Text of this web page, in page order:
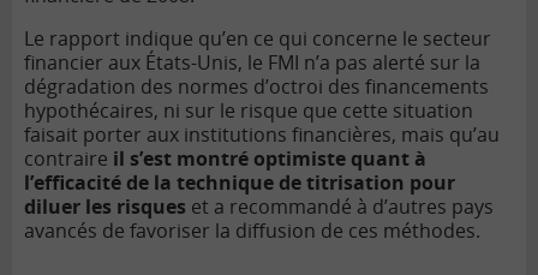
Le rapport indique qu’en ce qui concerne le secteur
financier aux États-Unis, le FMI n’a pas alerté sur la
dégradation des normes d’octroi des financements
hypothécaires, ni sur le risque que cette situation
faisait porter aux institutions financières, mais qu’au
contraire il s’est montré optimiste quant à
l’efficacité de la technique de titrisation pour
diluer les risques et a recommandé à d’autres pays
avancés de favoriser la diffusion de ces méthodes.